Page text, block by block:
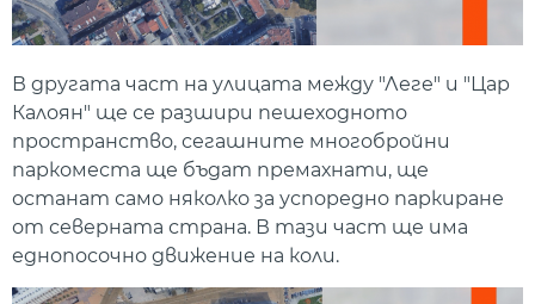
В другата част на улицата между "Леге" и "Цар
Калоян" ще се разшири пешеходното
пространство, сегашните многобройни
паркоместа ще бъдат премахнати, ще
останат само няколко за успоредно паркиране
от северната страна. В тази част ще има
еднопосочно движение на коли.